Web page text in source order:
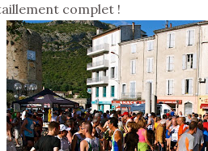
complet !